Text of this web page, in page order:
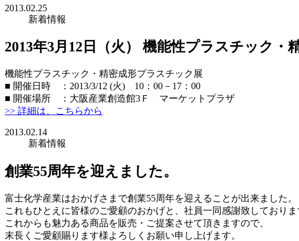
2013.02.25
新着情報
2013年3月12日（火） 機能性プラスチック
機能性プラスチック・精密成形プラスチック展
■ 開催日時 ：2013/3/12 (火) 10：00－17：00
■ 開催場所 ：大阪産業創造館3Ｆ マーケットプラザ
>> 詳細は、こちらから
2013.02.14
新着情報
創業55周年を迎えました。
富士化学産業はおかげさまで創業55周年を迎えることが出来ました。
これもひとえに皆様のご愛顧のおかげと、社員一同感謝致しておりま
これからも魅力ある商品を販売・ご提案させて頂きますので、
末長くご愛顧賜ります様よろしくお願い申し上げます。